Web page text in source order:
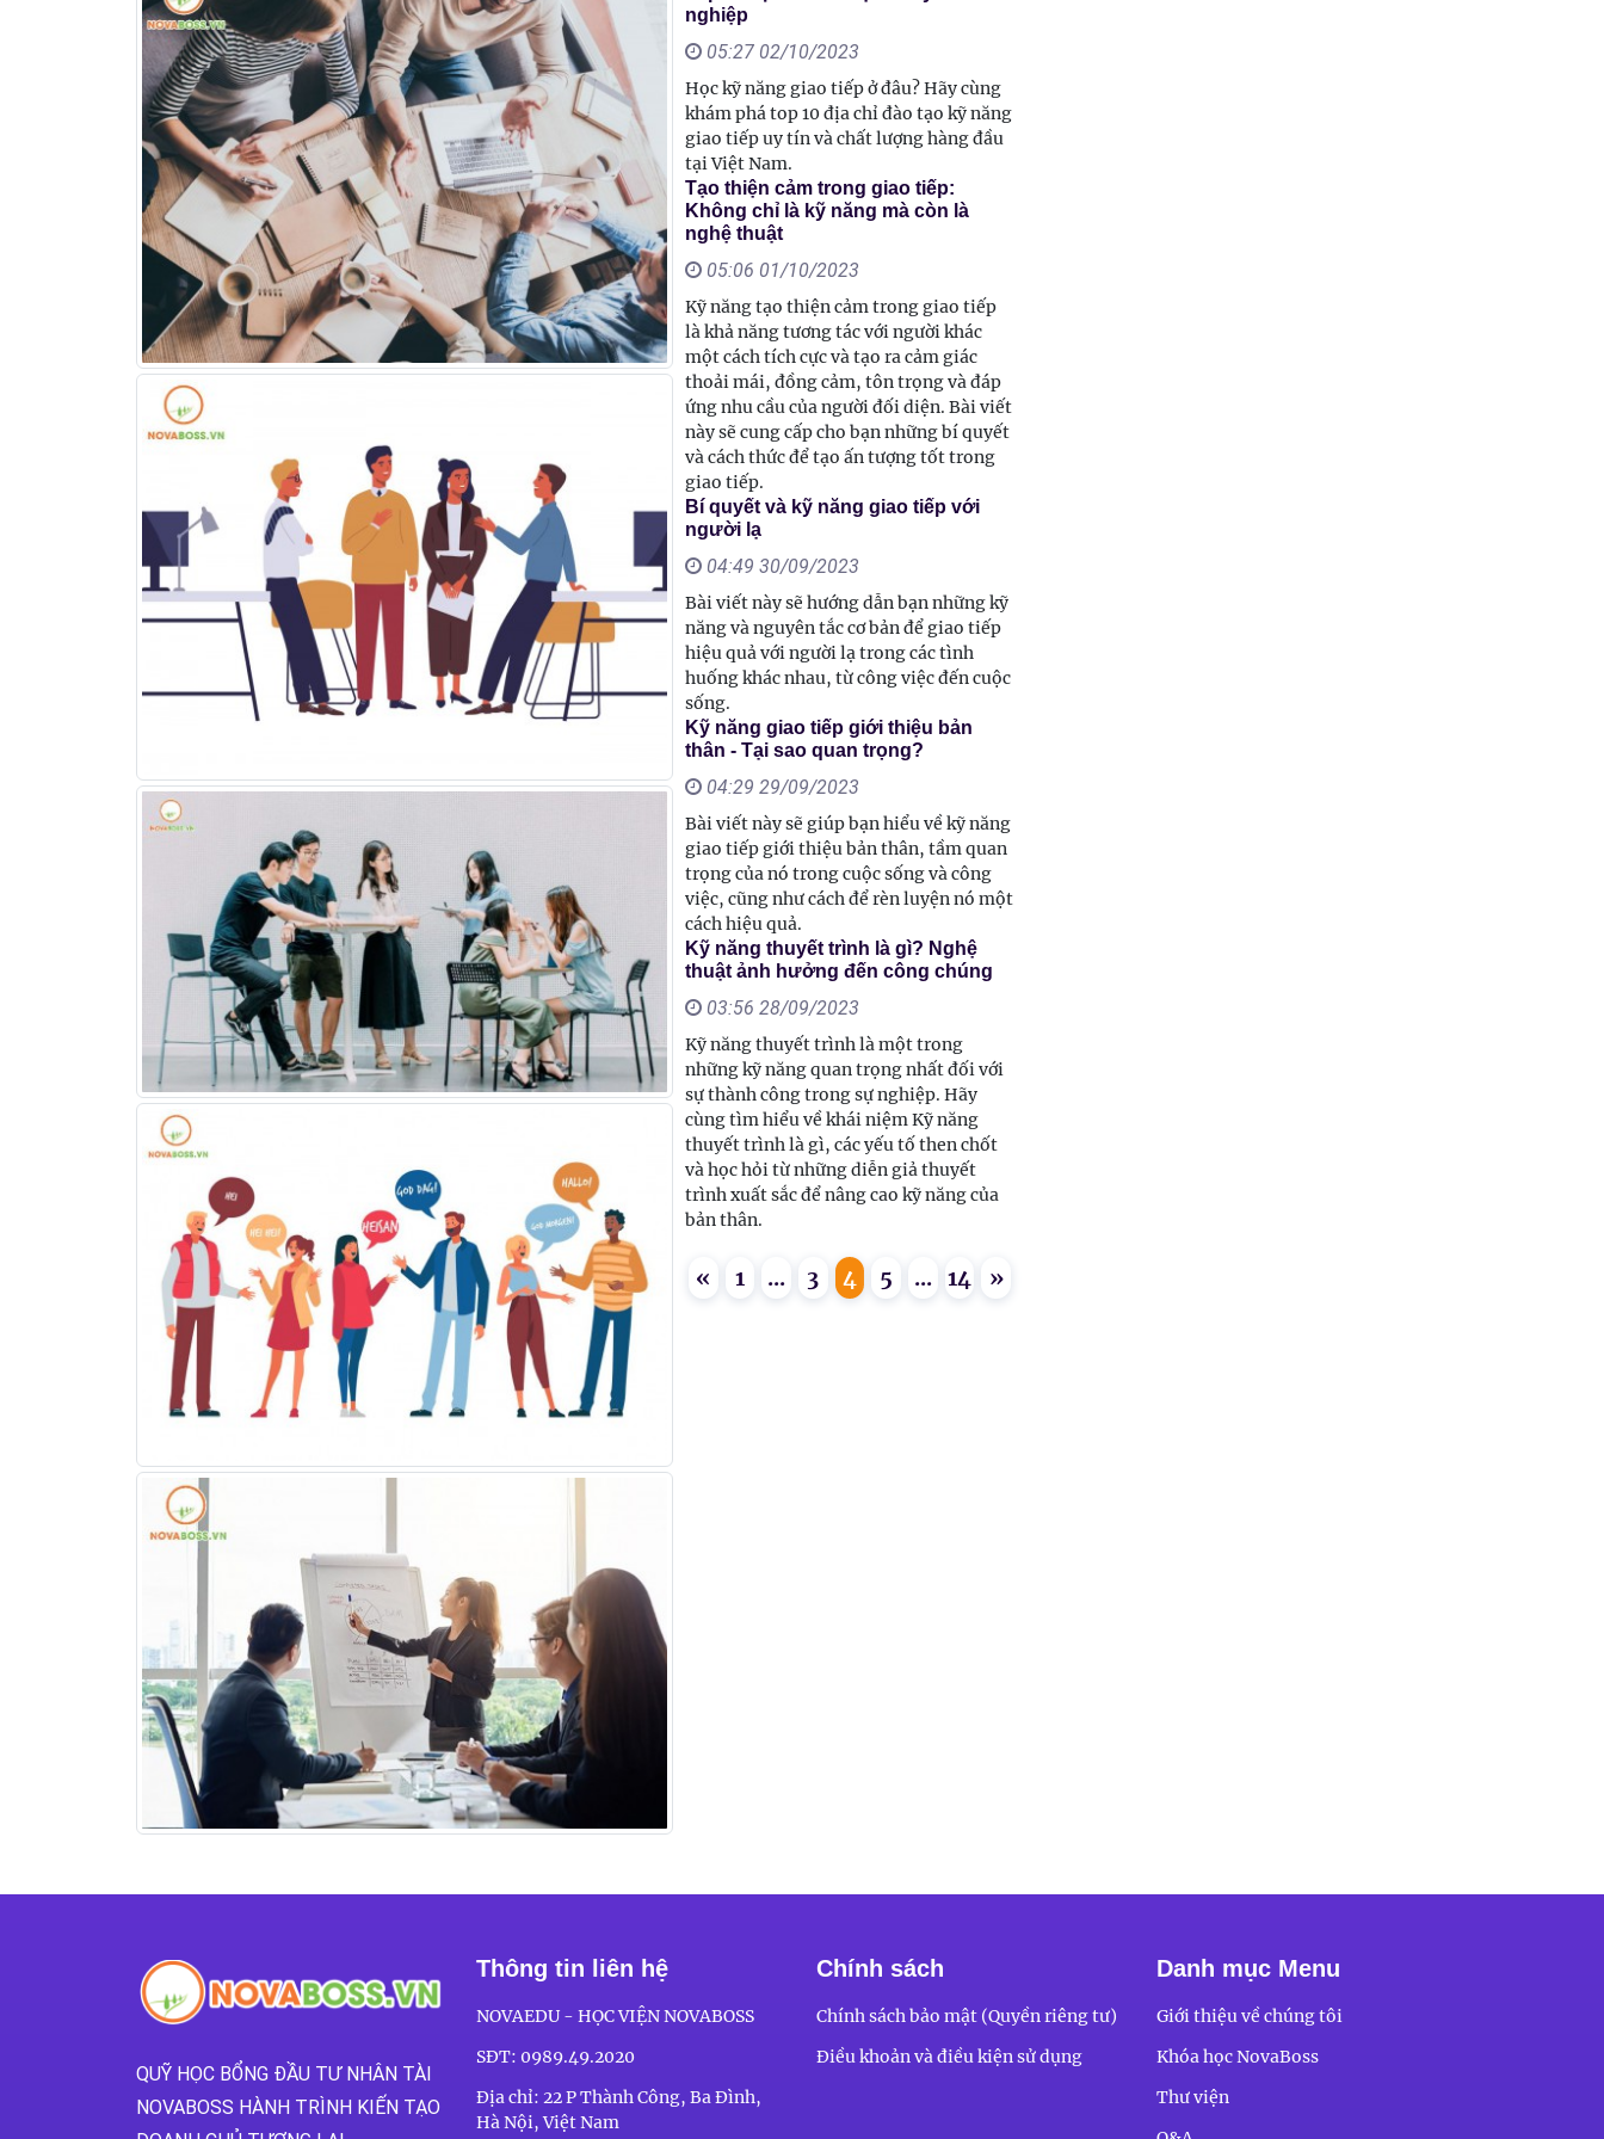
nghiệp
05:27 02/10/2023
Học kỹ năng giao tiếp ở đâu? Hãy cùng
khám phá top 10 địa chỉ đào tạo kỹ năng
giao tiếp uy tín và chất lượng hàng đầu
tại Việt Nam.
Tạo thiện cảm trong giao tiếp:
Không chỉ là kỹ năng mà còn là
nghệ thuật
05:06 01/10/2023
Kỹ năng tạo thiện cảm trong giao tiếp
là khả năng tương tác với người khác
một cách tích cực và tạo ra cảm giác
thoải mái, đồng cảm, tôn trọng và đáp
ứng nhu cầu của người đối diện. Bài viết
này sẽ cung cấp cho bạn những bí quyết
và cách thức để tạo ấn tượng tốt trong
giao tiếp.
Bí quyết và kỹ năng giao tiếp với
người lạ
04:49 30/09/2023
Bài viết này sẽ hướng dẫn bạn những kỹ
năng và nguyên tắc cơ bản để giao tiếp
hiệu quả với người lạ trong các tình
huống khác nhau, từ công việc đến cuộc
sống.
Kỹ năng giao tiếp giới thiệu bản
thân - Tại sao quan trọng?
04:29 29/09/2023
Bài viết này sẽ giúp bạn hiểu về kỹ năng
giao tiếp giới thiệu bản thân, tầm quan
trọng của nó trong cuộc sống và công
việc, cũng như cách để rèn luyện nó một
cách hiệu quả.
Kỹ năng thuyết trình là gì? Nghệ
thuật ảnh hưởng đến công chúng
03:56 28/09/2023
Kỹ năng thuyết trình là một trong
những kỹ năng quan trọng nhất đối với
sự thành công trong sự nghiệp. Hãy
cùng tìm hiểu về khái niệm Kỹ năng
thuyết trình là gì, các yếu tố then chốt
và học hỏi từ những diễn giả thuyết
trình xuất sắc để nâng cao kỹ năng của
bản thân.
« 1 ... 3 4 5 ... 14 »
QUỸ HỌC BỔNG ĐẦU TƯ NHÂN TÀI
NOVABOSS HÀNH TRÌNH KIẾN TẠO
Thông tin liên hệ
NOVAEDU - HỌC VIỆN NOVABOSS
SĐT: 0989.49.2020
Địa chỉ: 22 P Thành Công, Ba Đình,
Hà Nội, Việt Nam
Chính sách
Chính sách bảo mật (Quyền riêng tư)
Điều khoản và điều kiện sử dụng
Danh mục Menu
Giới thiệu về chúng tôi
Khóa học NovaBoss
Thư viện